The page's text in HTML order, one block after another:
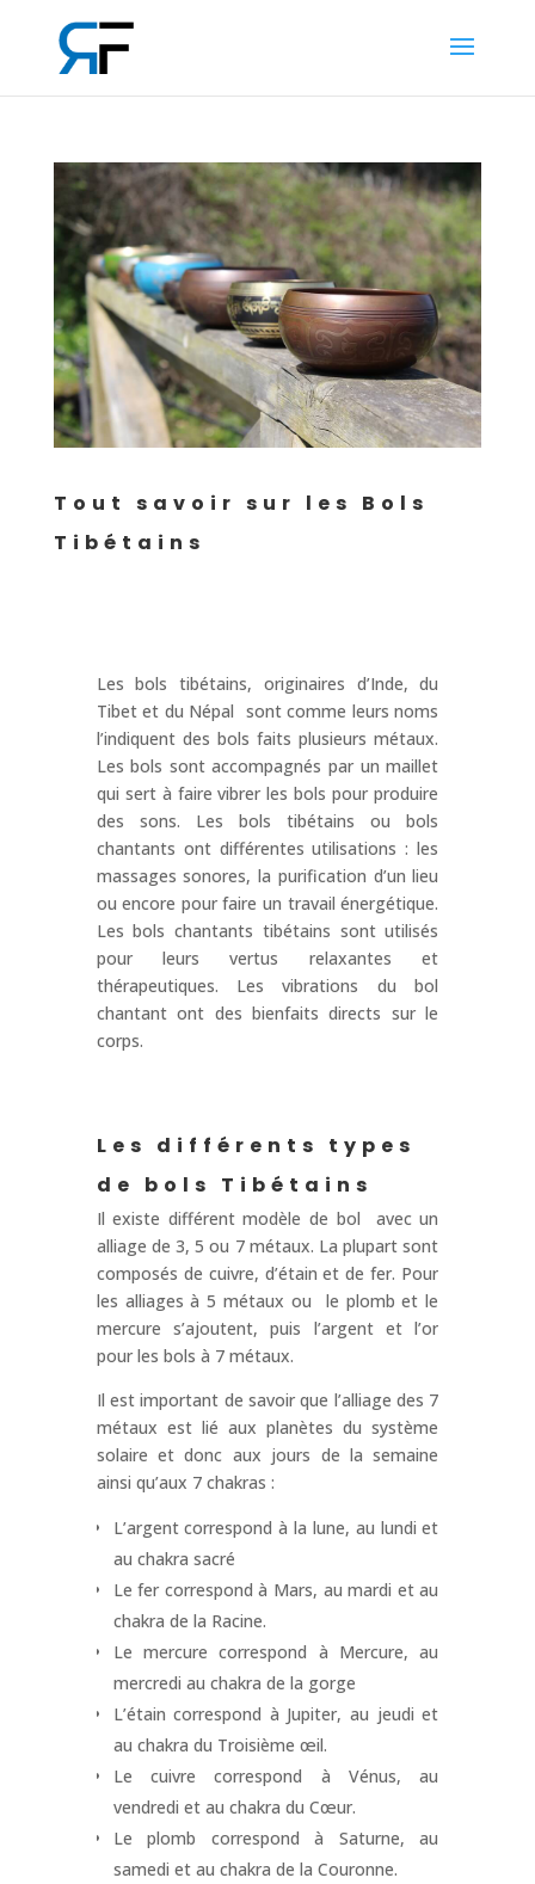
Tout savoir sur les Bols
Tibétains
Les bols tibétains, originaires d’Inde, du
Tibet et du Népal sont comme leurs noms
l’indiquent des bols faits plusieurs métaux.
Les bols sont accompagnés par un maillet
qui sert à faire vibrer les bols pour produire
des sons. Les bols tibétains ou bols
chantants ont différentes utilisations : les
massages sonores, la purification d’un lieu
ou encore pour faire un travail énergétique.
Les bols chantants tibétains sont utilisés
pour leurs vertus relaxantes et
thérapeutiques. Les vibrations du bol
chantant ont des bienfaits directs sur le
corps.
Les différents types
de bols Tibétains
Il existe différent modèle de bol avec un
alliage de 3, 5 ou 7 métaux. La plupart sont
composés de cuivre, d’étain et de fer. Pour
les alliages à 5 métaux ou le plomb et le
mercure s’ajoutent, puis l’argent et l’or
pour les bols à 7 métaux.
Il est important de savoir que l’alliage des 7
métaux est lié aux planètes du système
solaire et donc aux jours de la semaine
ainsi qu’aux 7 chakras :
L’argent correspond à la lune, au lundi et
au chakra sacré
Le fer correspond à Mars, au mardi et au
chakra de la Racine.
Le mercure correspond à Mercure, au
mercredi au chakra de la gorge
L’étain correspond à Jupiter, au jeudi et
au chakra du Troisième œil.
Le cuivre correspond à Vénus, au
vendredi et au chakra du Cœur.
Le plomb correspond à Saturne, au
samedi et au chakra de la Couronne.